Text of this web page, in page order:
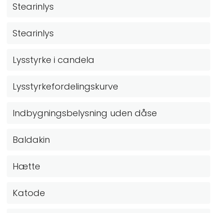
Stearinlys
Stearinlys
Lysstyrke i candela
Lysstyrkefordelingskurve
Indbygningsbelysning uden dåse
Baldakin
Hætte
Katode